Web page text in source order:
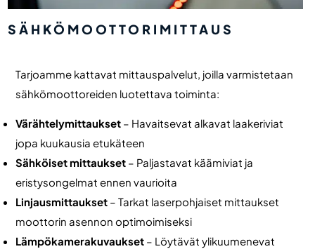
SÄHKÖMOOTTORIMITTAUS
Tarjoamme kattavat mittauspalvelut, joilla varmistetaan
sähkömoottoreiden luotettava toiminta:
Värähtelymittaukset – Havaitsevat alkavat laakeriviat
jopa kuukausia etukäteen
Sähköiset mittaukset – Paljastavat käämiviat ja
eristysongelmat ennen vaurioita
Linjausmittaukset – Tarkat laserpohjaiset mittaukset
moottorin asennon optimoimiseksi
Lämpökamerakuvaukset – Löytävät ylikuumenevat